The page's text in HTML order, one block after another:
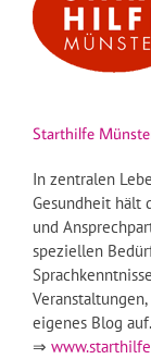
Starthilfe
In zentralen
Gesundheit hält
und
speziellen
eigenes Blog auf.
⇒